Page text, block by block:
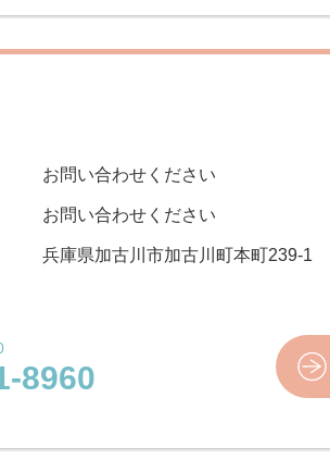
お問い合わせください
お問い合わせください
兵庫県加古川市加古川町本町239-1
8960